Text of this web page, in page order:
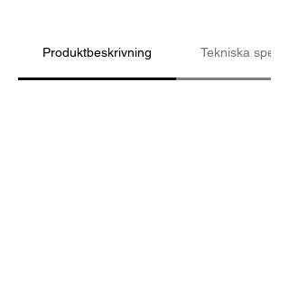
Produktbeskrivning Tekniska